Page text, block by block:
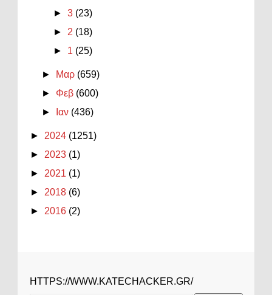
►3 (23)
► 2 (18)
► 1 (25)
► Μαρ (659)
► Φεβ (600)
►
Ιαν (436)
► 2024 (1251)
► 2023 (1)
► 2021 (1)
► 2018 (6)
► 2016 (2)
HTTPS://WWW.KATECHACKER.GR/